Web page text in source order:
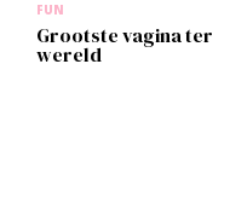
FUN
Grootste vagina ter
wereld